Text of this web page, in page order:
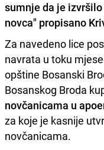
sumnje da je
novca" propisano
Za navedeno lice
navrata u toku
opštine Bosanski
Bosanskog Broda
novčanicama u
za koje je kasnije
novčanicama.